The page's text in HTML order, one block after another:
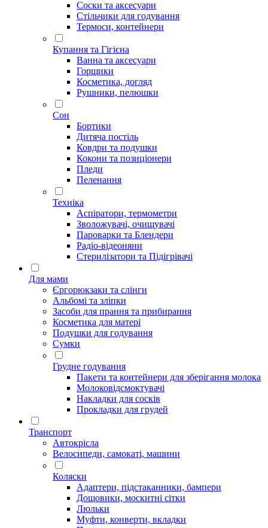
Соски та аксесуари
Стільчики для годування
Термоси, контейнери
Купання та Гігієна
Ванна та аксесуари
Горщики
Косметика, догляд
Рушники, пелюшки
Сон
Бортики
Дитяча постіль
Ковдри та подушки
Кокони та позиціонери
Пледи
Пеленання
Техніка
Аспіратори, термометри
Зволожувачі, очищувачі
Пароварки та Блендери
Радіо-відеоняни
Стерилізатори та Підігрівачі
Для мами
Єргорюкзаки та слінги
Альбомі та зліпки
Засоби для прання та прибирання
Косметика для матері
Подушки для годування
Сумки
Грудне годування
Пакети та контейнери для зберігання молока
Молоковідсмоктувачі
Накладки для сосків
Прокладки для грудей
Транспорт
Автокрісла
Велосипеди, самокаті, машини
Коляски
Адаптери, підстаканники, бампери
Дощовики, москитні сітки
Люльки
Муфти, конверти, вкладки